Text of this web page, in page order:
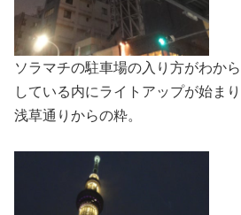
ソラマチの駐車場の入り方がわか
している内にライトアップが始まり
浅草通りからの粋。